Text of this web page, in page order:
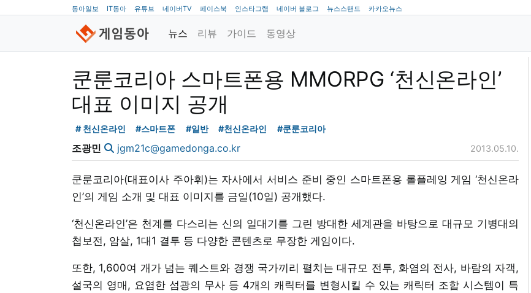
동아일보 IT동아 유튜브 네이버TV 페이스북 인스타그램 네이버 블로그 뉴스스탠드 카카오뉴스
뉴스 리뷰 가이드 동영상
쿤룬코리아 스마트폰용 MMORPG ‘천신온라인’
대표 이미지 공개
# 천신온라인 #스마트폰 #일반 #천신온라인 #쿤룬코리아
조광민 jgm21c@gamedonga.co.kr 2013.05.10.
쿤룬코리아(대표이사 주아휘)는 자사에서 서비스 준비 중인 스마트폰용 롤플레잉 게임 ‘천신온라
인’의 게임 소개 및 대표 이미지를 금일(10일) 공개했다.
‘천신온라인’은 천계를 다스리는 신의 일대기를 그린 방대한 세계관을 바탕으로 대규모 기병대의
첩보전, 암살, 1대1 결투 등 다양한 콘텐츠로 무장한 게임이다.
또한, 1,600여 개가 넘는 퀘스트와 경쟁 국가끼리 펼치는 대규모 전투, 화염의 전사, 바람의 자객,
설국의 영매, 요염한 섬광의 무사 등 4개의 캐릭터를 변형시킬 수 있는 캐릭터 조합 시스템이 특